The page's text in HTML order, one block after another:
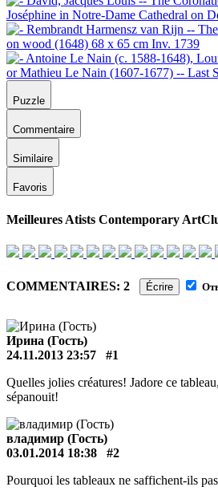
Puzzle
Commentaire
Similaire
Favoris
Meilleures Atists Contemporary
COMMENTAIRES: 2 Écrire
Ирина (Гость)
24.11.2013 23:57
#1
Quelles jolies créatures! Jadore ce
sépanouit!
владимир (Гость)
03.01.2014 18:38
#2
Pourquoi les tableaux ne saffichent-ils